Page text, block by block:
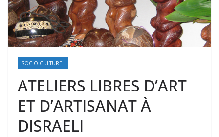
SOCIO-CULTUREL
ATELIERS LIBRES D’ART
ET D’ARTISANAT À
DISRAELI